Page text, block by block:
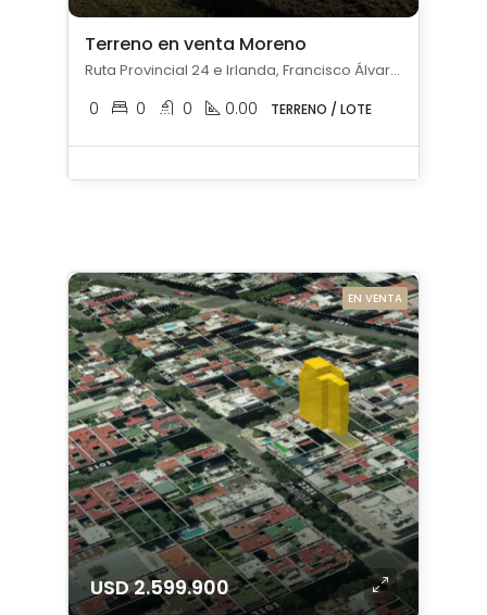
Terreno en venta Moreno
Ruta Provincial 24 e Irlanda, Francisco Álvarez, Moreno
0 0 0 0.00 TERRENO / LOTE
EN VENTA
USD 2.599.900